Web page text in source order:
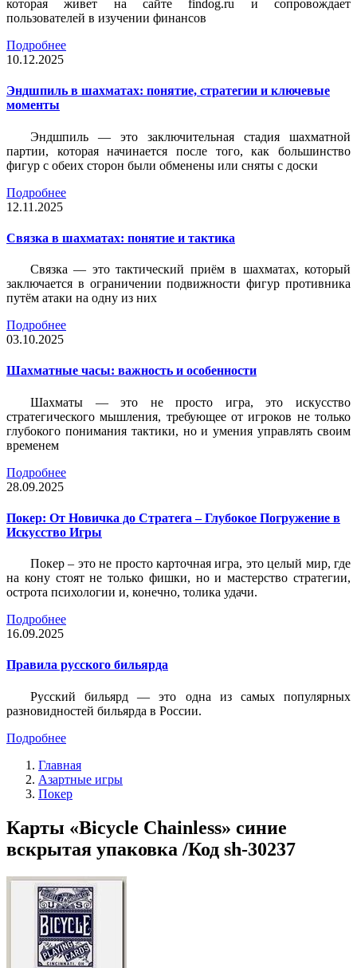
которая живет на сайте findog.ru и сопровождает
пользователей в изучении финансов
Подробнее
10.12.2025
Эндшпиль в шахматах: понятие, стратегии и ключевые
моменты
Эндшпиль — это заключительная стадия шахматной
партии, которая начинается после того, как большинство
фигур с обеих сторон были обменены или сняты с доски
Подробнее
12.11.2025
Связка в шахматах: понятие и тактика
Связка — это тактический приём в шахматах, который
заключается в ограничении подвижности фигур противника
путём атаки на одну из них
Подробнее
03.10.2025
Шахматные часы: важность и особенности
Шахматы — это не просто игра, это искусство
стратегического мышления, требующее от игроков не только
глубокого понимания тактики, но и умения управлять своим
временем
Подробнее
28.09.2025
Покер: От Новичка до Стратега – Глубокое Погружение в
Искусство Игры
Покер – это не просто карточная игра, это целый мир, где
на кону стоят не только фишки, но и мастерство стратегии,
острота психологии и, конечно, толика удачи.
Подробнее
16.09.2025
Правила русского бильярда
Русский бильярд — это одна из самых популярных
разновидностей бильярда в России.
Подробнее
Главная
Азартные игры
Покер
Карты «Bicycle Chainless» синие
вскрытая упаковка /Код sh-30237